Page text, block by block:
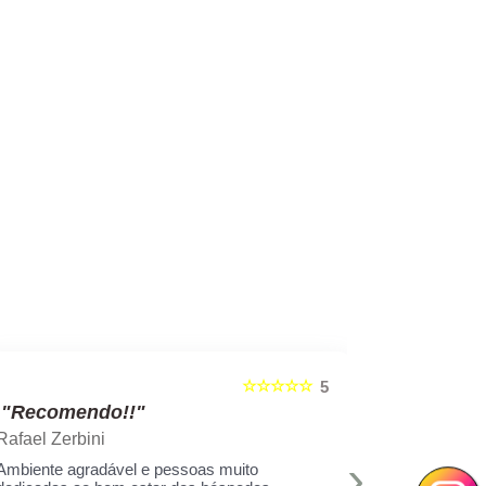
5
☆☆☆☆☆
"Recomendo!!"
Zerbini
agradável e pessoas muito
A melhor